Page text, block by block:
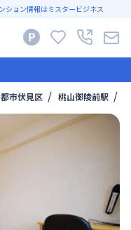
ション情報はミスタービジネス
市伏見区 桃山御陵前駅